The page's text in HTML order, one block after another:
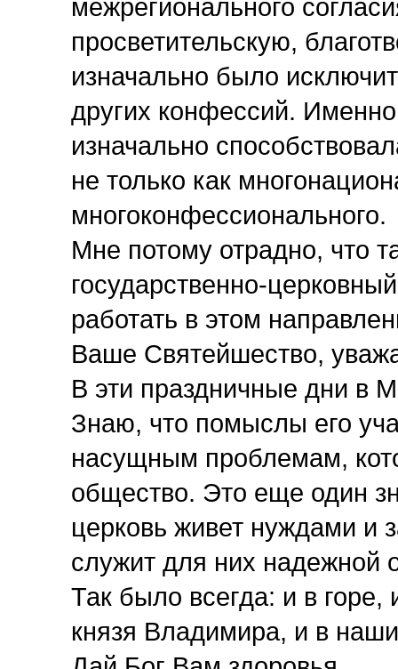
межрегионального
просветительскую,
изначально было
других конфессий.
изначально
не только как
многоконфессионального.
Мне потому отрадно, что
государственно-
работать в этом
Ваше Святейшество,
В эти праздничные дни в
Знаю, что помыслы его
насущным проблемам,
общество. Это еще один
церковь живет нуждами и
служит для них надежной
Так было всегда: и в горе,
князя Владимира, и в